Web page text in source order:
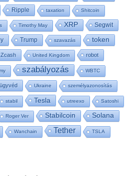
Ripple taxation Shitcoin
Timothy May XRP Segwit
Trump szavazás token
Zcash United Kingdom robot
szabályozás WBTC
ügyvéd Ukraine személyazonosítás
stabil Tesla utreexo Satoshi
Roger Ver Stabilcoin Solana
Wanchain Tether TSLA